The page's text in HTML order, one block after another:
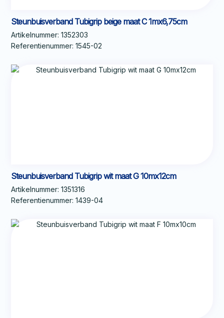
Steunbuisverband Tubigrip beige maat C 1mx6,75cm
Artikelnummer: 1352303
Referentienummer: 1545-02
Steunbuisverband Tubigrip wit maat G 10mx12cm
Artikelnummer: 1351316
Referentienummer: 1439-04